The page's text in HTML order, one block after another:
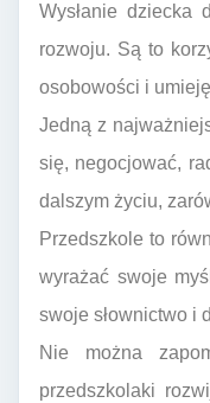
Wysłanie dziecka
rozwoju. Są to
osobowości i
Jedną z
się, negocjować,
dalszym życiu,
Przedszkole to
wyrażać swoje
swoje słownictwo i
Nie można
przedszkolaki